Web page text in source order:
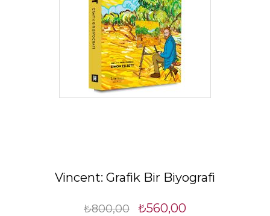
Vincent: Grafik Bir Biyografi
₺800,00 ₺560,00